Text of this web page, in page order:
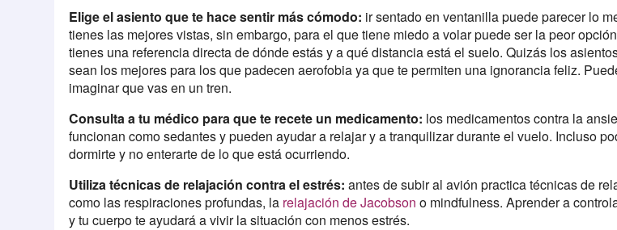
Elige el asiento que te hace sentir más cómodo: ir sentado en ventanilla puede parecer lo
tienes las mejores vistas, sin embargo, para el que tiene miedo a volar puede ser la peor
tienes una referencia directa de dónde estás y a qué distancia está el suelo. Quizás los
sean los mejores para los que padecen aerofobia ya que te permiten una ignorancia feliz.
imaginar que vas en un tren.
Consulta a tu médico para que te recete un medicamento: los medicamentos contra la
funcionan como sedantes y pueden ayudar a relajar y a tranquilizar durante el vuelo. Incluso
dormirte y no enterarte de lo que está ocurriendo.
Utiliza técnicas de relajación contra el estrés: antes de subir al avión practica técnicas de
como las respiraciones profundas, la relajación de Jacobson o mindfulness. Aprender a
y tu cuerpo te ayudará a vivir la situación con menos estrés.